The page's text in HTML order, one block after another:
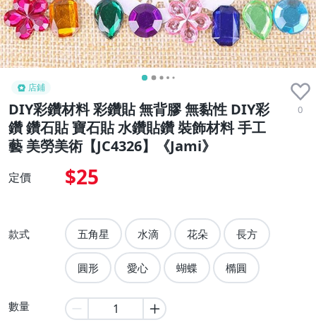
店鋪
DIY彩鑽材料 彩鑽貼 無背膠 無黏性 DIY彩
鑽 鑽石貼 寶石貼 水鑽貼鑽 裝飾材料 手工
藝 美勞美術【JC4326】《Jami》
0
定價 $25
款式 五角星 水滴 花朵 長方
圓形 愛心 蝴蝶 橢圓
數量